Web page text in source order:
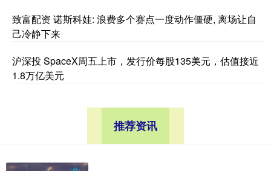
致富配资 诺斯科娃: 浪费多个赛点一度动作僵硬, 离场让自
己冷静下来
沪深投 SpaceX周五上市，发行价每股135美元，估值接近
1.8万亿美元
推荐资讯